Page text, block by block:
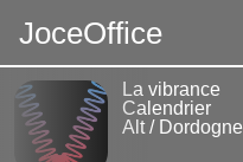
JoceOffice
La vibrance
Calendrier
Alt / Dordogne